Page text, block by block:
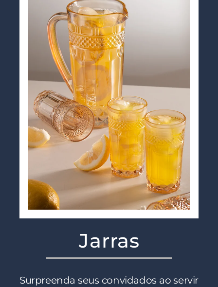
Jarras
Surpreenda seus convidados ao servir